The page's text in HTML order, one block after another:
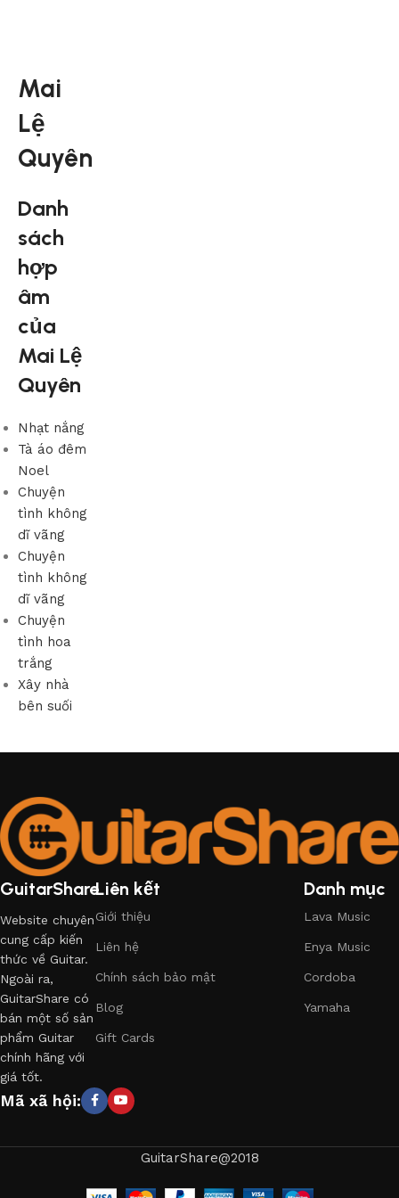
Mai
Lệ
Quyên
Danh
sách
hợp
âm
của
Mai Lệ
Quyên
Nhạt nắng
Tà áo đêm
Noel
Chuyện
tình không
dĩ vãng
Chuyện
tình không
dĩ vãng
Chuyện
tình hoa
trắng
Xây nhà
bên suối
GuitarShare
Website chuyên
cung cấp kiến
thức về Guitar.
Ngoài ra,
GuitarShare có
bán một số sản
phẩm Guitar
chính hãng với
giá tốt.
Liên kết
Giới thiệu
Liên hệ
Chính sách bảo mật
Blog
Gift Cards
Danh mục
Lava Music
Enya Music
Cordoba
Yamaha
Mã xã hội:
GuitarShare@2018